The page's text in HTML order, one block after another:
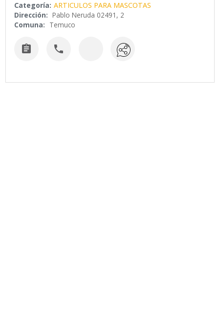
Categoría: ARTICULOS PARA MASCOTAS
Dirección: Pablo Neruda 02491, 2
Comuna: Temuco
 